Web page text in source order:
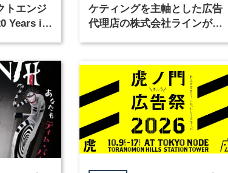
トエンジ
Years in
ケティングを主軸とした広告
代理店の株式会社ラインが、